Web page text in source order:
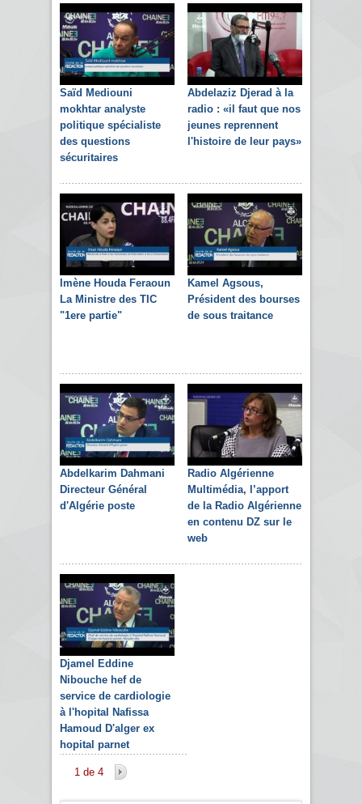
Saïd Mediouni
mokhtar analyste
politique spécialiste
des questions
sécuritaires
Abdelaziz Djerad à la
radio : «il faut que nos
jeunes reprennent
l'histoire de leur pays»
Imène Houda Feraoun
La Ministre des TIC
"1ere partie"
Kamel Agsous,
Président des bourses
de sous traitance
Abdelkarim Dahmani
Directeur Général
d'Algérie poste
Radio Algérienne
Multimédia, l’apport
de la Radio Algérienne
en contenu DZ sur le
web
Djamel Eddine
Nibouche hef de
service de cardiologie
à l'hopital Nafissa
Hamoud D'alger ex
hopital parnet
1 de 4